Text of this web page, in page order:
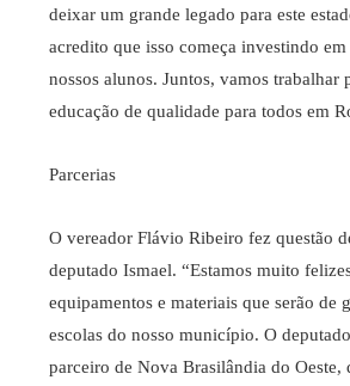
deixar um grande legado para este
acredito que isso começa investindo em
nossos alunos. Juntos, vamos trabalhar
educação de qualidade para todos em
Parcerias
O vereador Flávio Ribeiro fez questão
deputado Ismael. “Estamos muito
equipamentos e materiais que serão de
escolas do nosso município. O
parceiro de Nova Brasilândia do Oeste,